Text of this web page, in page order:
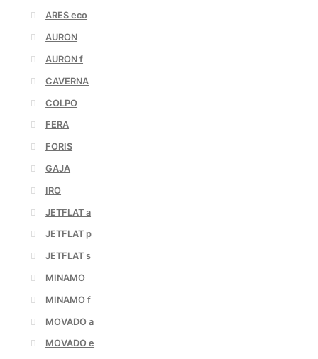
ARES eco
AURON
AURON f
CAVERNA
COLPO
FERA
FORIS
GAJA
IRO
JETFLAT a
JETFLAT p
JETFLAT s
MINAMO
MINAMO f
MOVADO a
MOVADO e